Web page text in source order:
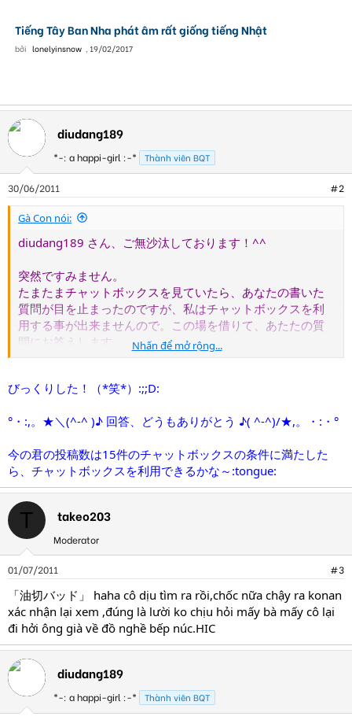
Tiếng Tây Ban Nha phát âm rất giống tiếng Nhật
bởi lonelyinsnow 19/02/2017
diudang189
*-: a happi-girl :-* Thành viên BQT
30/06/2011 #2
Gà Con nói:
diudang189 さん、ご無沙汰しております！^^
突然ですみません。
たまたまチャットボックスを見ていたら、あなたの書いた
質問が目を止まったのですが、私はチャットボックスを利
用する事が出来ませんので。この場を借りて、あたたの質
問にお答えします。
余計な事かもしれませんが、よろしければ参考にしてくだ
ッド」の事でした？^^
Nhấn để mở rộng...
びっくりした！（*笑*）:;;D:
°・:,。★＼(^-^ )♪ 回答、どうもありがとう ♪( ^-^)/★,。・:・°
今の君の投稿数は15件のチャットボックスの条件に満たした
ら、チャットボックスを利用できるかな～:tongue:
T takeo203
Moderator
01/07/2011 #3
「油切バッド」 haha cô dịu tìm ra rồi,chốc nữa chậy ra konan
xác nhận lại xem ,đúng là lười ko chịu hỏi mấy bà mấy cô lại
đi hởi ông già về đồ nghề bếp núc.HIC
diudang189
*-: a happi-girl :-* Thành viên BQT